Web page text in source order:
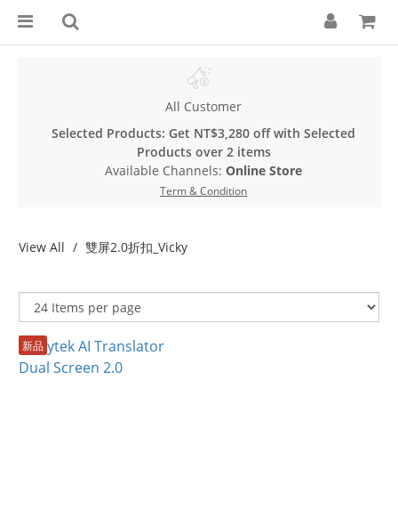
All Customer
Selected Products: Get NT$3,280 off with Selected
Products over 2 items
Available Channels: Online Store
Term & Condition
View All 雙屏2.0折扣_Vicky
新品